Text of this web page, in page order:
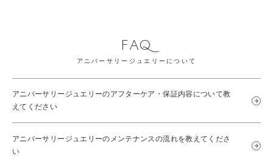
FAQ
アニバーサリージュエリーについて
アニバーサリージュエリーのアフターケア・保証内容について教
えてください
アニバーサリージュエリーのメンテナンスの流れを教えてくださ
い